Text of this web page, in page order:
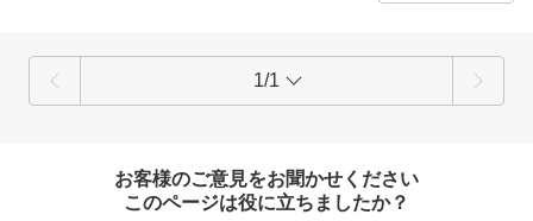
1/1
お客様のご意見をお聞かせください
このページは役に立ちましたか？